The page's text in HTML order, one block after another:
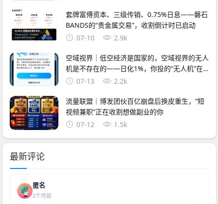
套牌富傅资本、三级传销、0.75%日息——磐石
BANDS的“贵金属交易”，收割倒计时已启动
07-10
2.9k
空域视界｜低空经济是国家的，空域视界的无人
机是不存在的——日化1%，你投的“无人机”在
天上飞，你的钱在操盘手口袋里跑
07-13 2.2k
流量联盟｜博发团伙百亿崩盘后换皮重生，“短
视频兼职”正在收割想做副业的你
07-12
1.5k
最新评论
匿名
2个月前